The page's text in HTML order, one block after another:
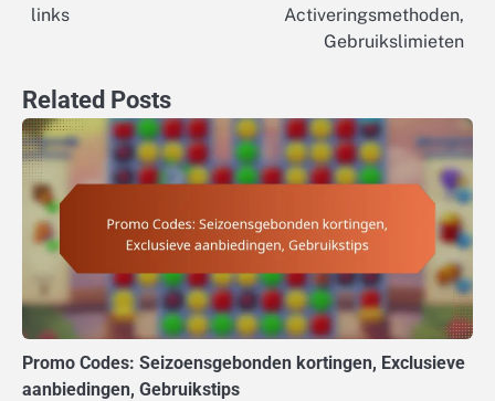
links
Activeringsmethoden,
Gebruikslimieten
Related Posts
Promo Codes: Seizoensgebonden kortingen, Exclusieve
aanbiedingen, Gebruikstips